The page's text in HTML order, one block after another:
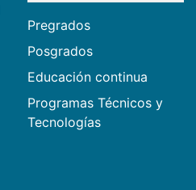
Pregrados
Posgrados
Educación continua
Programas Técnicos y
Tecnologías